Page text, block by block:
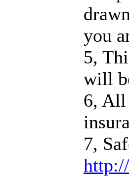
you
5,
will
6, All
7,